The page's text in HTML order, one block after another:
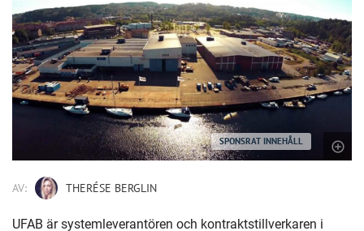
SPONSRAT INNEHÅLL
AV: THERÉSE BERGLIN
UFAB är systemleverantören och kontraktstillverkaren i